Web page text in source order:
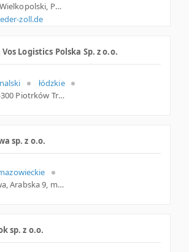
66-400 Gorzów Wielkopolski, Podmiejska 17 A , lubuskie
zoll.de
Logistics Polska Sp. z o.o.
łódzkie
Dworska 6a, 97-300 Piotrków Trybunalski, łódzkie
sp. z o.o.
03-977 Warszawa, Arabska 9, mazowieckie
sp. z o.o.